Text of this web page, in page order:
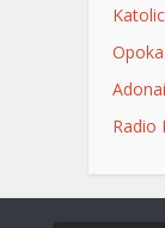
Opoka
Adonai
Radio